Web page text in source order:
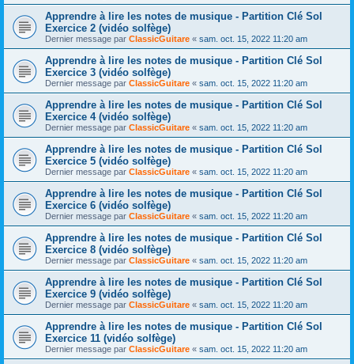
Apprendre à lire les notes de musique - Partition Clé Sol
Exercice 2 (vidéo solfège)
Dernier message par ClassicGuitare « sam. oct. 15, 2022 11:20 am
Apprendre à lire les notes de musique - Partition Clé Sol
Exercice 3 (vidéo solfège)
Dernier message par ClassicGuitare « sam. oct. 15, 2022 11:20 am
Apprendre à lire les notes de musique - Partition Clé Sol
Exercice 4 (vidéo solfège)
Dernier message par ClassicGuitare « sam. oct. 15, 2022 11:20 am
Apprendre à lire les notes de musique - Partition Clé Sol
Exercice 5 (vidéo solfège)
Dernier message par ClassicGuitare « sam. oct. 15, 2022 11:20 am
Apprendre à lire les notes de musique - Partition Clé Sol
Exercice 6 (vidéo solfège)
Dernier message par ClassicGuitare « sam. oct. 15, 2022 11:20 am
Apprendre à lire les notes de musique - Partition Clé Sol
Exercice 8 (vidéo solfège)
Dernier message par ClassicGuitare « sam. oct. 15, 2022 11:20 am
Apprendre à lire les notes de musique - Partition Clé Sol
Exercice 9 (vidéo solfège)
Dernier message par ClassicGuitare « sam. oct. 15, 2022 11:20 am
Apprendre à lire les notes de musique - Partition Clé Sol
Exercice 11 (vidéo solfège)
Dernier message par ClassicGuitare « sam. oct. 15, 2022 11:20 am